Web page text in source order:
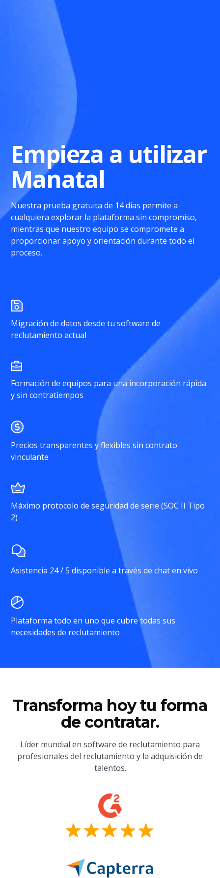
Empieza a utilizar
Manatal
Nuestra prueba gratuita de 14 días permite a
cualquiera explorar la plataforma sin compromiso,
mientras que nuestro equipo se compromete a
proporcionar apoyo y orientación durante todo el
proceso.
Migración de datos desde tu software de
reclutamiento actual
Formación de equipos para una incorporación rápida
y sin contratiempos
Precios transparentes y flexibles sin contrato
vinculante
Máximo protocolo de seguridad de serie (SOC II Tipo
2)
Asistencia 24 / 5 disponible a través de chat en vivo
Plataforma todo en uno que cubre todas sus
necesidades de reclutamiento
Transforma hoy tu forma
de contratar.
Líder mundial en software de reclutamiento para
profesionales del reclutamiento y la adquisición de
talentos.